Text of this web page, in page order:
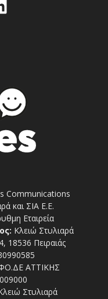
Communications
και ΣΙΑ Ε.Ε.
Εταιρεία
Κλειώ Στυλιαρά
18536 Πειραιάς
ΑΤΤΙΚΗΣ
Στυλιαρά